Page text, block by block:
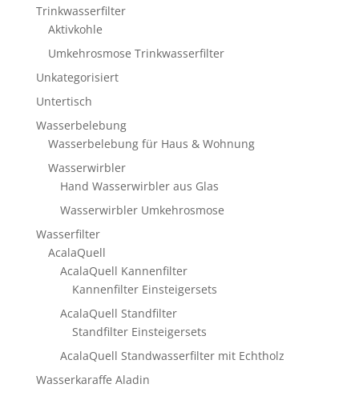
Trinkwasserfilter
Aktivkohle
Umkehrosmose Trinkwasserfilter
Unkategorisiert
Untertisch
Wasserbelebung
Wasserbelebung für Haus & Wohnung
Wasserwirbler
Hand Wasserwirbler aus Glas
Wasserwirbler Umkehrosmose
Wasserfilter
AcalaQuell
AcalaQuell Kannenfilter
Kannenfilter Einsteigersets
AcalaQuell Standfilter
Standfilter Einsteigersets
AcalaQuell Standwasserfilter mit Echtholz
Wasserkaraffe Aladin